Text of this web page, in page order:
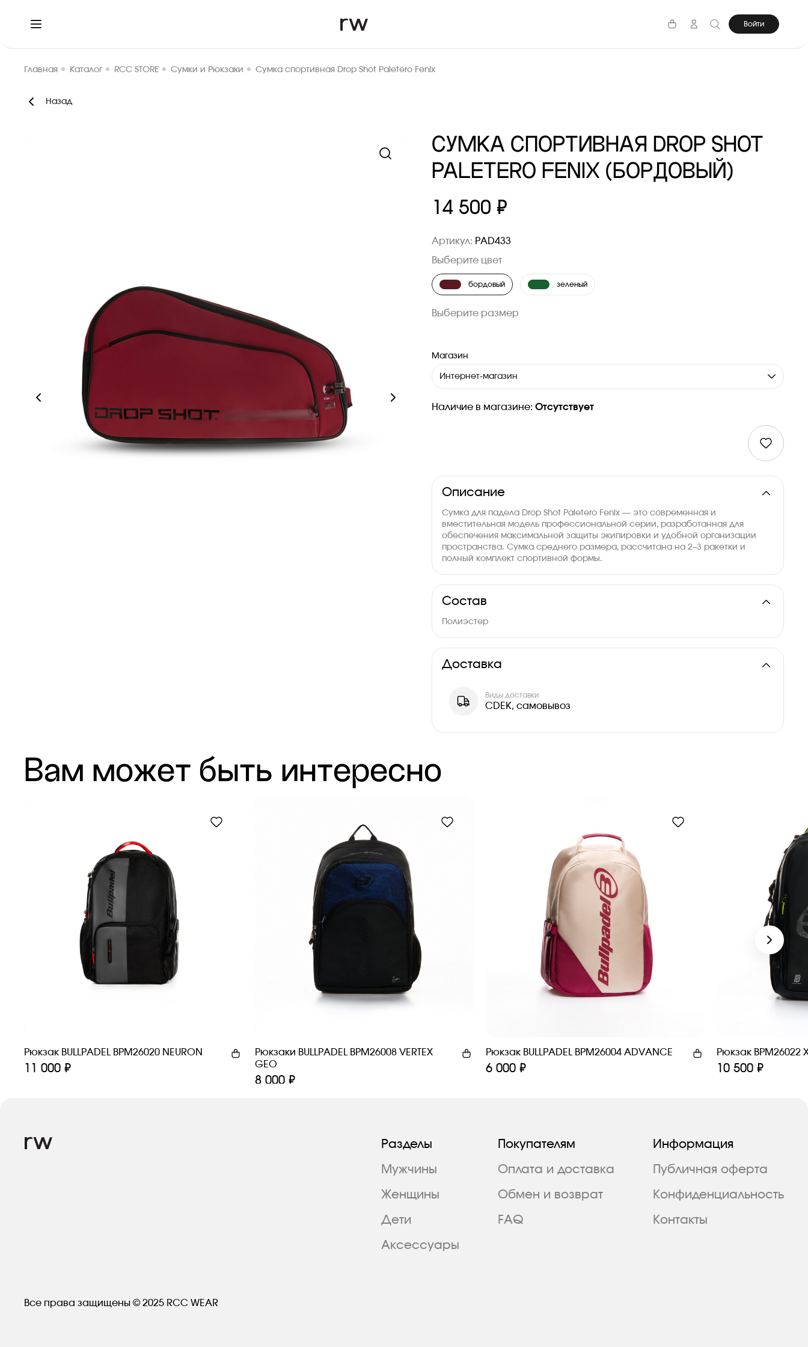
Войти
Главная Каталог RCC STORE Сумки и Рюкзаки Сумка спортивная Drop Shot Paletero Fenix
Назад
СУМКА СПОРТИВНАЯ DROP SHOT
PALETERO FENIX (БОРДОВЫЙ)
14 500 ₽
Артикул: PAD433
Выберите размер
Выберите цвет
бордовый зеленый
Магазин
Интернет-магазин
Наличие в магазине:Отсутствует
Описание
Сумка для падела Drop Shot Paletero Fenix — это современная и
вместительная модель профессиональной серии, разработанная для
обеспечения максимальной защиты экипировки и удобной организации
пространства. Сумка среднего размера, рассчитана на 2–3 ракетки и
полный комплект спортивной формы.
Состав
Полиэстер
Доставка
Виды доставки
CDEK, самовывоз
Вам может быть интересно
Рюкзак BULLPADEL BPM26020 NEURON
11 000 ₽
Рюкзаки BULLPADEL BPM26008 VERTEX
GEO
8 000 ₽
Рюкзак BULLPADEL BPM26004 ADVANCE
6 000 ₽
Рюкзак BPM26022
10 500 ₽
Разделы
Мужчины
Женщины
Дети
Аксессуары
Покупателям
Оплата и доставка
Обмен и возврат
FAQ
Информация
Публичная оферта
Конфиденциальность
Контакты
Все права защищены © 2025 RCC WEAR